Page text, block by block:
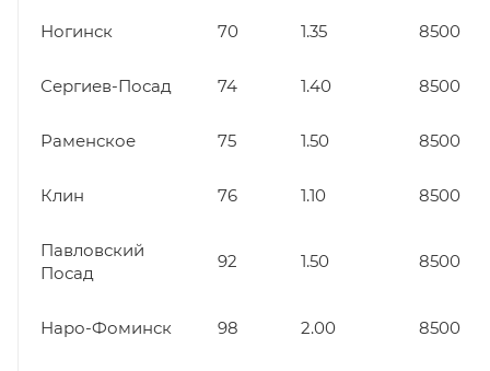
Ногинск 70 1.35 8500
Сергиев-Посад 74 1.40 8500
Раменское 75 1.50 8500
Клин 76 1.10 8500
Павловский
Посад
92 1.50 8500
Наро-Фоминск 98 2.00 8500